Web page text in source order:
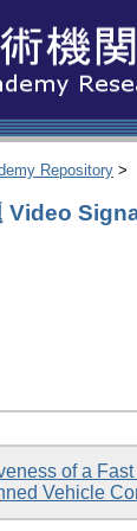
Repository >
Video
of a
Vehicle